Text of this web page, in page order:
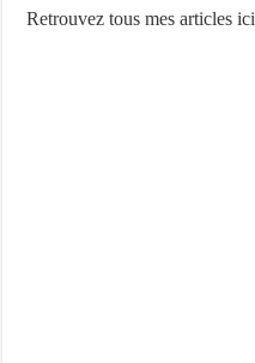
Retrouvez tous mes articles ici